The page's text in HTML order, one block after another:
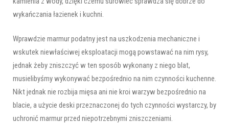
wykańczania łazienek i kuchni.
Wprawdzie marmur podatny jest na uszkodzenia mechaniczne i
wskutek niewłaściwej eksploatacji mogą powstawać na nim rysy,
jednak żeby zniszczyć w ten sposób wykonany z niego blat,
musielibyśmy wykonywać bezpośrednio na nim czynności kuchenne.
Nikt jednak nie rozbija mięsa ani nie kroi warzyw bezpośrednio na
blacie, a użycie deski przeznaczonej do tych czynności wystarczy, by
uchronić marmur przed niepotrzebnymi zniszczeniami.